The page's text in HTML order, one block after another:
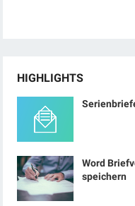
HIGHLIGHTS
Word
speichern